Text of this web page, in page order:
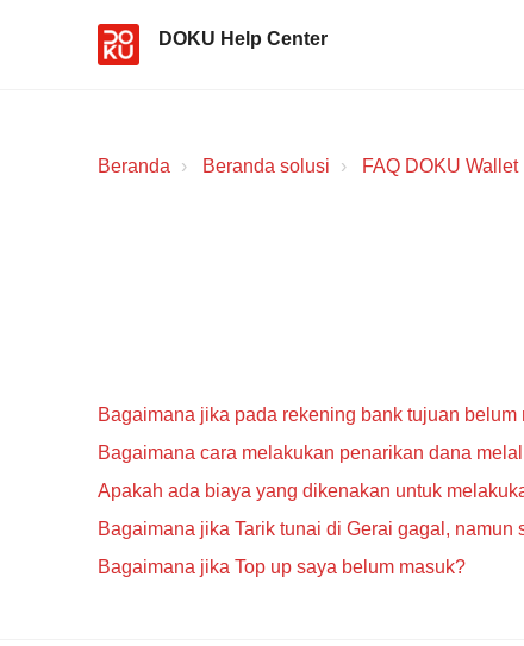
DOKU Help Center
Beranda Beranda solusi FAQ DOKU Wallet
Bagaimana jika pada rekening bank tujuan
Bagaimana cara melakukan penarikan dana
Apakah ada biaya yang dikenakan untuk
Bagaimana jika Tarik tunai di Gerai gagal, namun
Bagaimana jika Top up saya belum masuk?